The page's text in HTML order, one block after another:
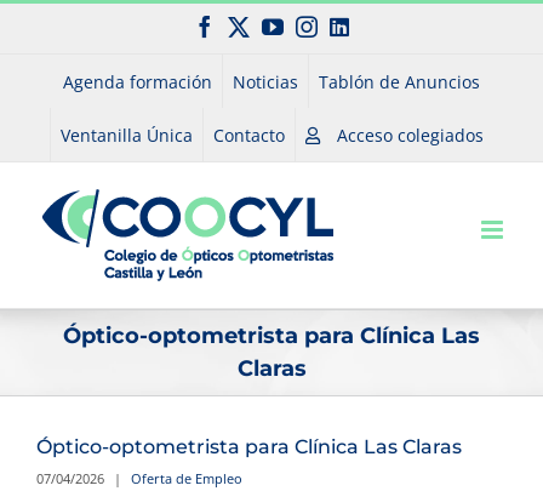
Saltar
Facebook
X YouTubeInstagram
LinkedIn
Agenda formación Noticias Tablón de Anuncios
Ventanilla Única Contacto Acceso colegiados
Óptico-optometrista para Clínica Las
Claras
Óptico-optometrista para Clínica Las Claras
07/04/2026 | Oferta de Empleo